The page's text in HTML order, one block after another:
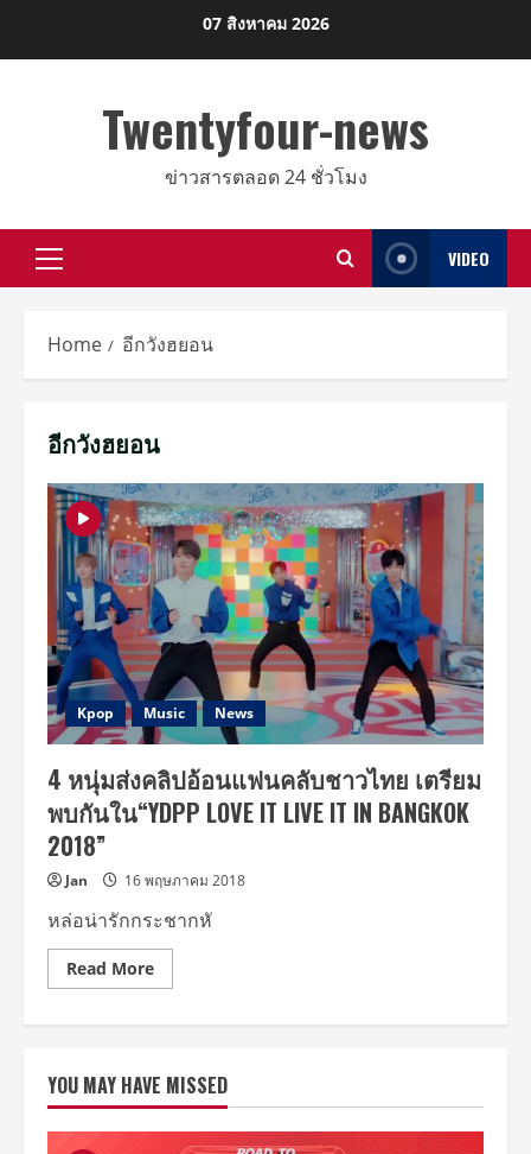
07 สิงหาคม 2026
Twentyfour-news
ข่าวสารตลอด 24 ชั่วโมง
Primary
VIDEO
Home อีกวังฮยอน
อีกวังฮยอน
Kpop Music News
4 หนุ่มส่งคลิปอ้อนแฟนคลับชาวไทย เตรียม
พบกันใน“YDPP LOVE IT LIVE IT IN BANGKOK
2018”
Jan 16 พฤษภาคม 2018
หล่อน่ารักกระชากหั
Read MoreRead
more
อ้อน
แฟน
คลับ
ชาว
YOU MAY HAVE MISSED